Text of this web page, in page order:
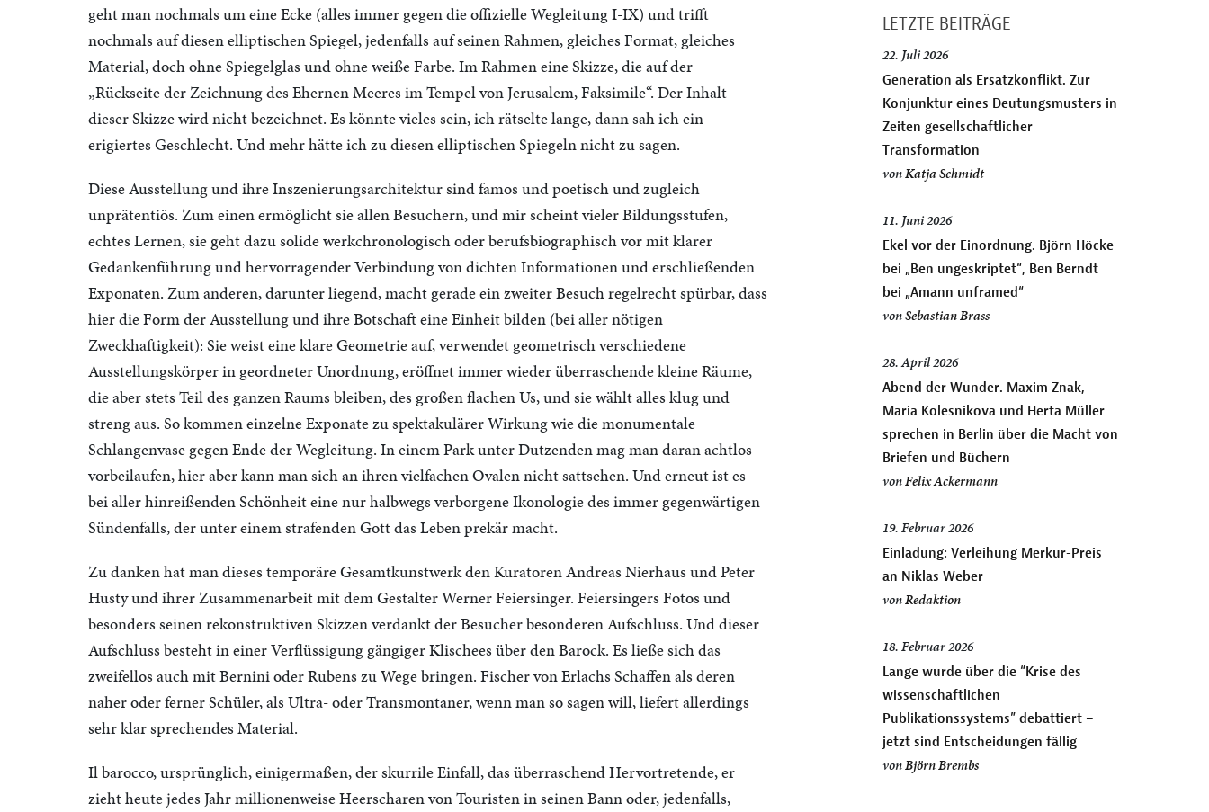
geht man nochmals um eine Ecke (alles immer gegen die offizielle Wegleitung I-IX) und trifft
nochmals auf diesen elliptischen Spiegel, jedenfalls auf seinen Rahmen, gleiches Format, gleiches
Material, doch ohne Spiegelglas und ohne weiße Farbe. Im Rahmen eine Skizze, die auf der
„Rückseite der Zeichnung des Ehernen Meeres im Tempel von Jerusalem, Faksimile“. Der Inhalt
dieser Skizze wird nicht bezeichnet. Es könnte vieles sein, ich rätselte lange, dann sah ich ein
erigiertes Geschlecht. Und mehr hätte ich zu diesen elliptischen Spiegeln nicht zu sagen.
Diese Ausstellung und ihre Inszenierungsarchitektur sind famos und poetisch und zugleich
unprätentiös. Zum einen ermöglicht sie allen Besuchern, und mir scheint vieler Bildungsstufen,
echtes Lernen, sie geht dazu solide werkchronologisch oder berufsbiographisch vor mit klarer
Gedankenführung und hervorragender Verbindung von dichten Informationen und erschließenden
Exponaten. Zum anderen, darunter liegend, macht gerade ein zweiter Besuch regelrecht spürbar, dass
hier die Form der Ausstellung und ihre Botschaft eine Einheit bilden (bei aller nötigen
Zweckhaftigkeit): Sie weist eine klare Geometrie auf, verwendet geometrisch verschiedene
Ausstellungskörper in geordneter Unordnung, eröffnet immer wieder überraschende kleine Räume,
die aber stets Teil des ganzen Raums bleiben, des großen flachen Us, und sie wählt alles klug und
streng aus. So kommen einzelne Exponate zu spektakulärer Wirkung wie die monumentale
Schlangenvase gegen Ende der Wegleitung. In einem Park unter Dutzenden mag man daran achtlos
vorbeilaufen, hier aber kann man sich an ihren vielfachen Ovalen nicht sattsehen. Und erneut ist es
bei aller hinreißenden Schönheit eine nur halbwegs verborgene Ikonologie des immer gegenwärtigen
Sündenfalls, der unter einem strafenden Gott das Leben prekär macht.
Zu danken hat man dieses temporäre Gesamtkunstwerk den Kuratoren Andreas Nierhaus und Peter
Husty und ihrer Zusammenarbeit mit dem Gestalter Werner Feiersinger. Feiersingers Fotos und
besonders seinen rekonstruktiven Skizzen verdankt der Besucher besonderen Aufschluss. Und dieser
Aufschluss besteht in einer Verflüssigung gängiger Klischees über den Barock. Es ließe sich das
zweifellos auch mit Bernini oder Rubens zu Wege bringen. Fischer von Erlachs Schaffen als deren
naher oder ferner Schüler, als Ultra- oder Transmontaner, wenn man so sagen will, liefert allerdings
sehr klar sprechendes Material.
Il barocco, ursprünglich, einigermaßen, der skurrile Einfall, das überraschend Hervortretende, er
zieht heute jedes Jahr millionenweise Heerscharen von Touristen in seinen Bann oder, jedenfalls,
LETZTE BEITRÄGE
22. Juli 2026
Generation als Ersatzkonflikt. Zur
Konjunktur eines Deutungsmusters in
Zeiten gesellschaftlicher
Transformation
vonKatja Schmidt
11. Juni 2026
Ekel vor der Einordnung. Björn Höcke
bei „Ben ungeskriptet“, Ben Berndt
bei „Amann unframed“
vonSebastian Brass
28. April 2026
Abend der Wunder. Maxim Znak,
Maria Kolesnikova und Herta Müller
sprechen in Berlin über die Macht von
Briefen und Büchern
vonFelix Ackermann
19. Februar 2026
Einladung: Verleihung Merkur-Preis
an Niklas Weber
vonRedaktion
18. Februar 2026
Lange wurde über die “Krise des
wissenschaftlichen
Publikationssystems” debattiert –
jetzt sind Entscheidungen fällig
vonBjörn Brembs